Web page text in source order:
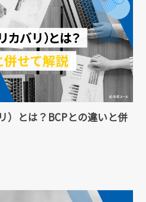
）とは？BCPとの違いと併